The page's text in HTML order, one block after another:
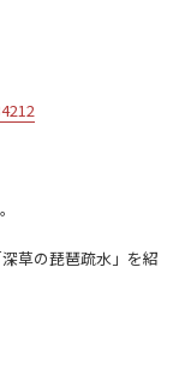
草の琵琶疏水」を紹